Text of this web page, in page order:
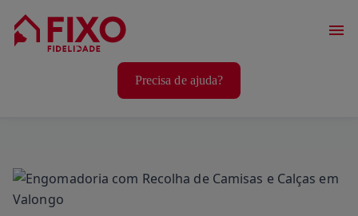
Serviços Casa
Precisa de ajuda?